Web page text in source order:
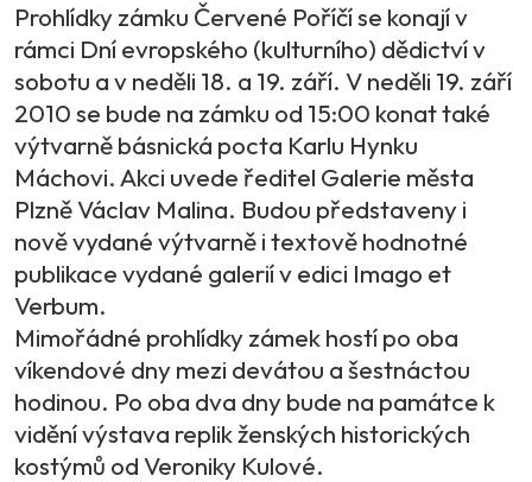
Prohlídky zámku Červené Poříčí se konají v
rámci Dní evropského (kulturního) dědictví v
sobotu a v neděli 18. a 19. září. V neděli 19. září
2010 se bude na zámku od 15:00 konat také
výtvarně básnická pocta Karlu Hynku
Máchovi. Akci uvede ředitel Galerie města
Plzně Václav Malina. Budou představeny i
nově vydané výtvarně i textově hodnotné
publikace vydané galerií v edici Imago et
Verbum.
Mimořádné prohlídky zámek hostí po oba
víkendové dny mezi devátou a šestnáctou
hodinou. Po oba dva dny bude na památce k
vidění výstava replik ženských historických
kostýmů od Veroniky Kulové.